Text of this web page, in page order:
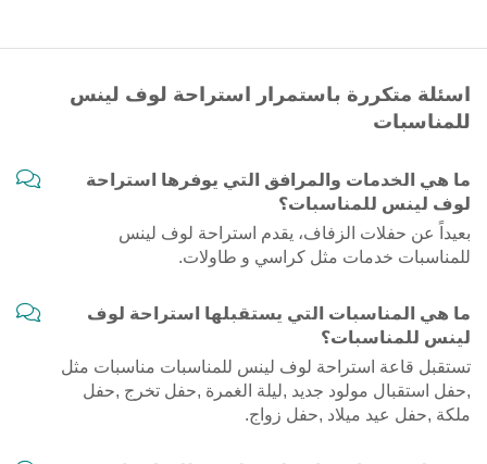
اسئلة متكررة باستمرار استراحة لوف لينس
للمناسبات
ما هي الخدمات والمرافق التي يوفرها استراحة
لوف لينس للمناسبات؟
بعيداً عن حفلات الزفاف، يقدم استراحة لوف لينس
للمناسبات خدمات مثل كراسي و طاولات.
ما هي المناسبات التي يستقبلها استراحة لوف
لينس للمناسبات؟
تستقبل قاعة استراحة لوف لينس للمناسبات مناسبات مثل
,حفل استقبال مولود جديد ,ليلة الغمرة ,حفل تخرج ,حفل
ملكة ,حفل عيد ميلاد ,حفل زواج.